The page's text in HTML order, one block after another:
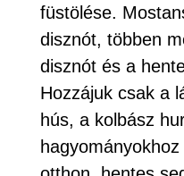
füstölése.
disznót, többen
disznót és a
Hozzájuk csak a
hús, a kolbász